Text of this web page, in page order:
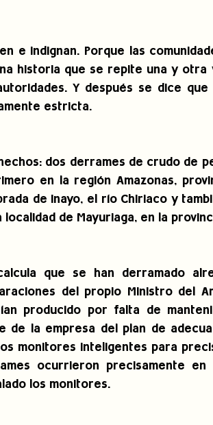
e indignan. Porque las
historia que se repite una y
Y después se dice
estricta.
dos derrames de crudo de
en la región Amazonas,
de Inayo, el río Chiriaco y
localidad de Mayuriaga, en la
que se han derramado
del propio Ministro del
producido por falta de
de la empresa del plan de
monitores inteligentes para
ocurrieron precisamente
los monitores.